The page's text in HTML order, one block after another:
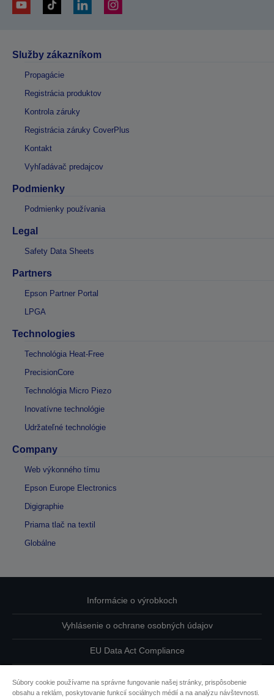
Služby zákazníkom
Propagácie
Registrácia produktov
Kontrola záruky
Registrácia záruky CoverPlus
Kontakt
Vyhľadávač predajcov
Podmienky
Podmienky používania
Legal
Safety Data Sheets
Partners
Epson Partner Portal
LPGA
Technologies
Technológia Heat-Free
PrecisionCore
Technológia Micro Piezo
Inovatívne technológie
Udržateľné technológie
Company
Web výkonného tímu
Epson Europe Electronics
Digigraphie
Priama tlač na textil
Globálne
Informácie o výrobkoch
Vyhlásenie o ochrane osobných údajov
EU Data Act Compliance
Súbory cookie používame na správne fungovanie našej stránky, prispôsobenie
obsahu a reklám, poskytovanie funkcií sociálnych médií a na analýzu návštevnosti.